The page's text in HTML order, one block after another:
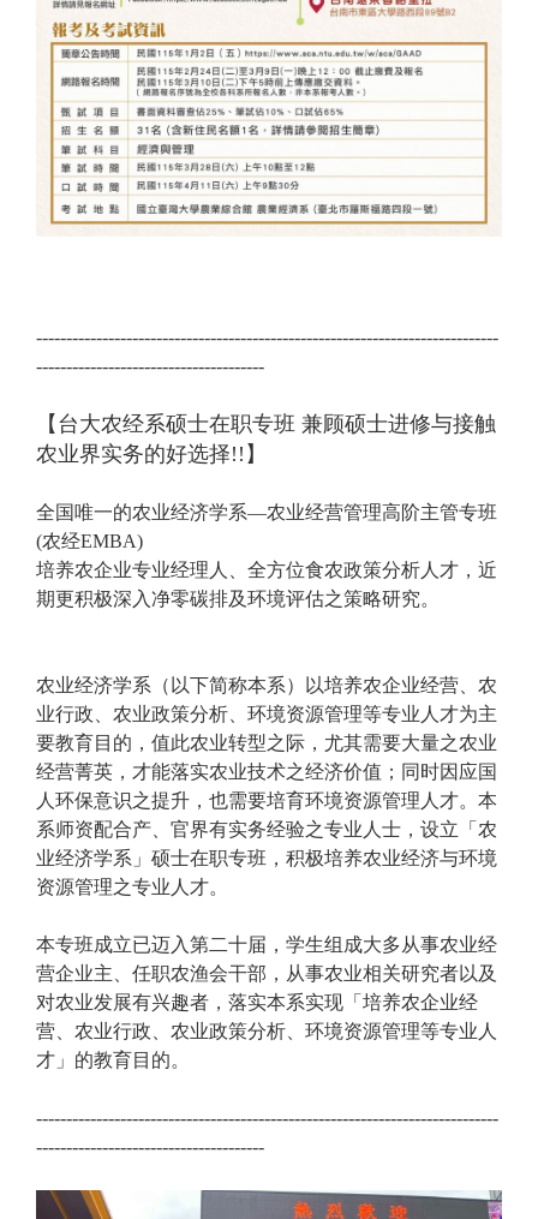
-----------------------------------------------------------------------------
--------------------------------------
【台大农经系硕士在职专班 兼顾硕士进修与接触
农业界实务的好选择!!】
全国唯一的农业经济学系—农业经营管理高阶主管专班
(农经EMBA)
培养农企业专业经理人、全方位食农政策分析人才，近
期更积极深入净零碳排及环境评估之策略研究。
农业经济学系（以下简称本系）以培养农企业经营、农
业行政、农业政策分析、环境资源管理等专业人才为主
要教育目的，值此农业转型之际，尤其需要大量之农业
经营菁英，才能落实农业技术之经济价值；同时因应国
人环保意识之提升，也需要培育环境资源管理人才。本
系师资配合产、官界有实务经验之专业人士，设立「农
业经济学系」硕士在职专班，积极培养农业经济与环境
资源管理之专业人才。
本专班成立已迈入第二十届，学生组成大多从事农业经
营企业主、任职农渔会干部，从事农业相关研究者以及
对农业发展有兴趣者，落实本系实现「培养农企业经
营、农业行政、农业政策分析、环境资源管理等专业人
才」的教育目的。
-----------------------------------------------------------------------------
--------------------------------------